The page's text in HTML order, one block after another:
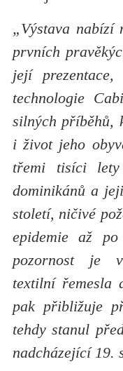
„Výstava nabízí
prvních
její
technologie
silných příběhů,
i život jeho
třemi tisíci lety
dominikánů a
století, ničivé
epidemie až
pozornost je
textilní řemesla
pak přibližuje
tehdy stanul
nadcházející 19.